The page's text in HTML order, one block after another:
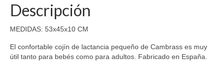
Descripción
MEDIDAS: 53x45x10 CM
El confortable cojín de lactancia pequeño de Cambrass es muy
útil tanto para bebés como para adultos. Fabricado en España.